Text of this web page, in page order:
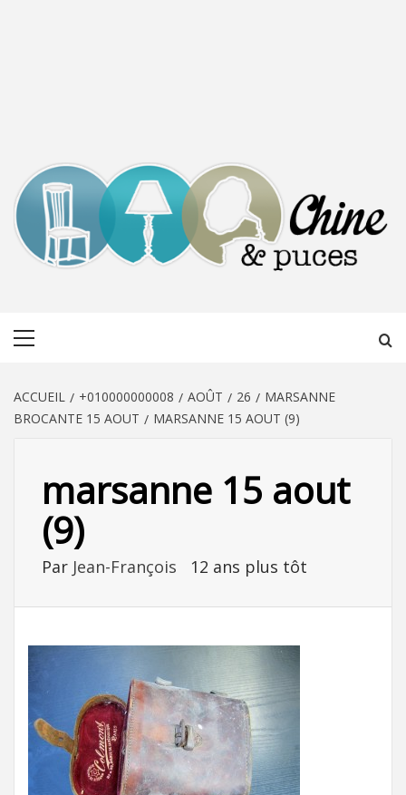
ACCUEIL +010000000008 AOÛT 26
MARSANNE
BROCANTE 15 AOUT
MARSANNE 15 AOUT (9)
marsanne 15 aout
(9)
Par Jean-François 12 ans plus tôt